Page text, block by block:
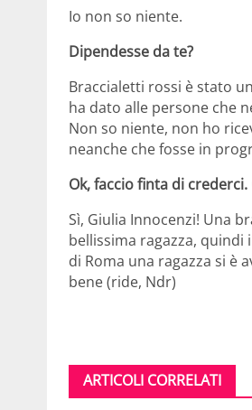
Io non so niente.
Dipendesse da te?
Braccialetti rossi è stato
ha dato alle persone che
Non so niente, non ho
neanche che fosse in
Ok, faccio finta di
Sì, Giulia Innocenzi! Una
bellissima ragazza,
di Roma una ragazza si è
bene (ride, Ndr)
ARTICOLI CORRELATI